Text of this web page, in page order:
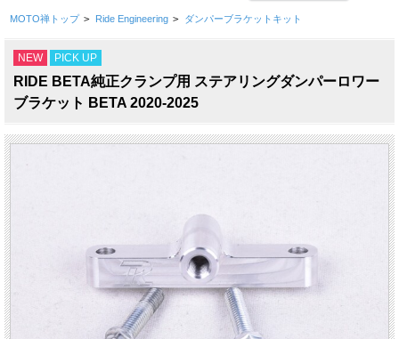
MOTO禅トップ > Ride Engineering > ダンパーブラケットキット
NEW PICK UP
RIDE BETA純正クランプ用 ステアリングダンパーロワー
ブラケット BETA 2020-2025